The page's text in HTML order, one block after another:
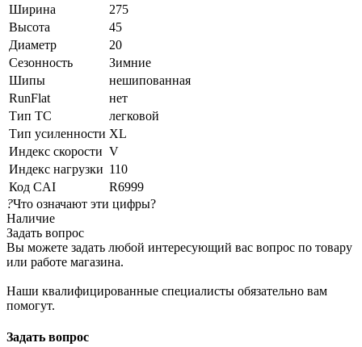
Ширина
275
Высота
45
Диаметр
20
Сезонность
Зимние
Шипы
нешипованная
RunFlat
нет
Тип ТС
легковой
Тип усиленности XL
Индекс скорости V
Индекс нагрузки 110
Код CAI
R6999
?Что означают эти цифры?
Наличие
Задать вопрос
Вы можете задать любой интересующий вас вопрос по товару
или работе магазина.
Наши квалифицированные специалисты обязательно вам
помогут.
Задать вопрос